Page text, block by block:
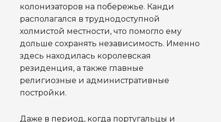
колонизаторов на побережье. Канди
располагался в труднодоступной
холмистой местности, что помогло ему
дольше сохранять независимость. Именно
здесь находилась королевская
резиденция, а также главные
религиозные и административные
постройки.
Даже в период, когда португальцы и